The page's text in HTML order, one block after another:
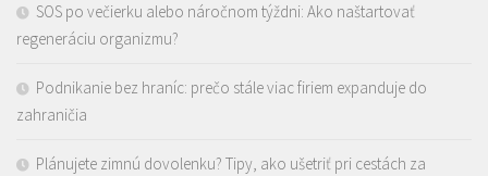
SOS po večierku alebo náročnom týždni: Ako naštartovať
regeneráciu organizmu?
Podnikanie bez hraníc: prečo stále viac firiem expanduje do
zahraničia
Plánujete zimnú dovolenku? Tipy, ako ušetriť pri cestách za